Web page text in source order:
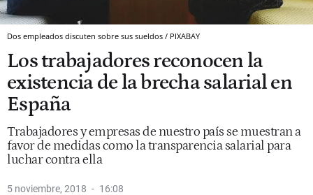
Dos empleados discuten sobre sus sueldos / PIXABAY
Los trabajadores reconocen la
existencia de la brecha salarial en
España
Trabajadores y empresas de nuestro país se muestran a
favor de medidas como la transparencia salarial para
luchar contra ella
5 noviembre, 2018 16:08